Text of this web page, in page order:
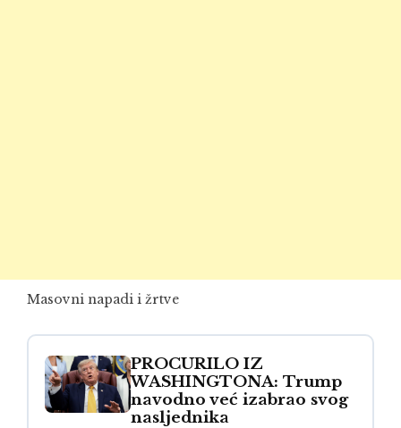
Masovni napadi i žrtve
PROCURILO IZ
WASHINGTONA: Trump
navodno već izabrao svog
nasljednika